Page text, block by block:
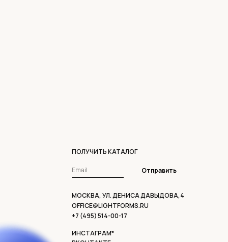
МОСКВА, УЛ. ДЕНИСА ДАВЫДОВА,4
ПОЛУЧИТЬ КАТАЛОГ
ИНСТАГРАМ*
+7 (495) 514-00-17
OFFICE@LIGHTFORMS.RU
Отправить